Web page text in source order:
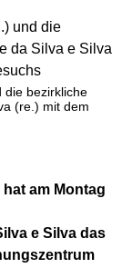
die bezirkliche
(re.) mit dem
am Montag
e Silva das